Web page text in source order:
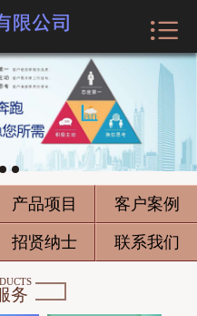

关于我们
产品项目
客户案例
新闻资讯
常用下载

产品项目 客户案例
招贤纳士 联系我们
务